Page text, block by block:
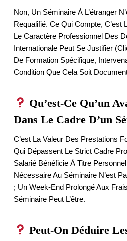
Non, Un Séminaire À L’étranger
Requalifié. Ce Qui Compte, C’est
Le Caractère Professionnel Des
Internationale Peut Se Justifier
De Formation Spécifique,
Condition Que Cela Soit
Qu’est-Ce Qu’un
Dans Le Cadre D’un
C’est La Valeur Des Prestations
Qui Dépassent Le Strict Cadre
Salarié Bénéficie À Titre
Nécessaire Au Séminaire N’est
; Un Week-End Prolongé Aux
Séminaire Peut L’être.
Peut-On Déduire